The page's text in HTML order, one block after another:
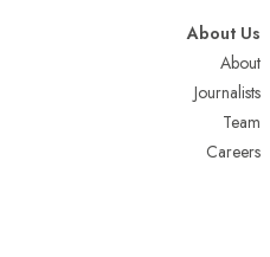
About Us
About
Journalists
Team
Careers